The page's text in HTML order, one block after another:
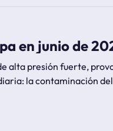
en junio de
alta presión fuerte,
la contaminación